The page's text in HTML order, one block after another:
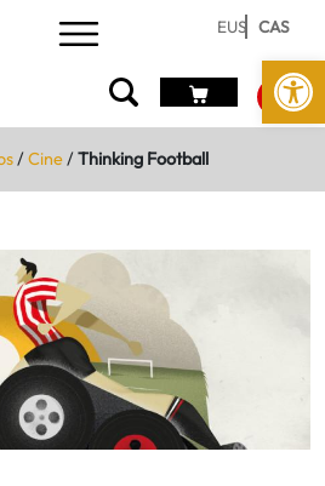
Abrir
EUS CAS
/Cine/Thinking Football